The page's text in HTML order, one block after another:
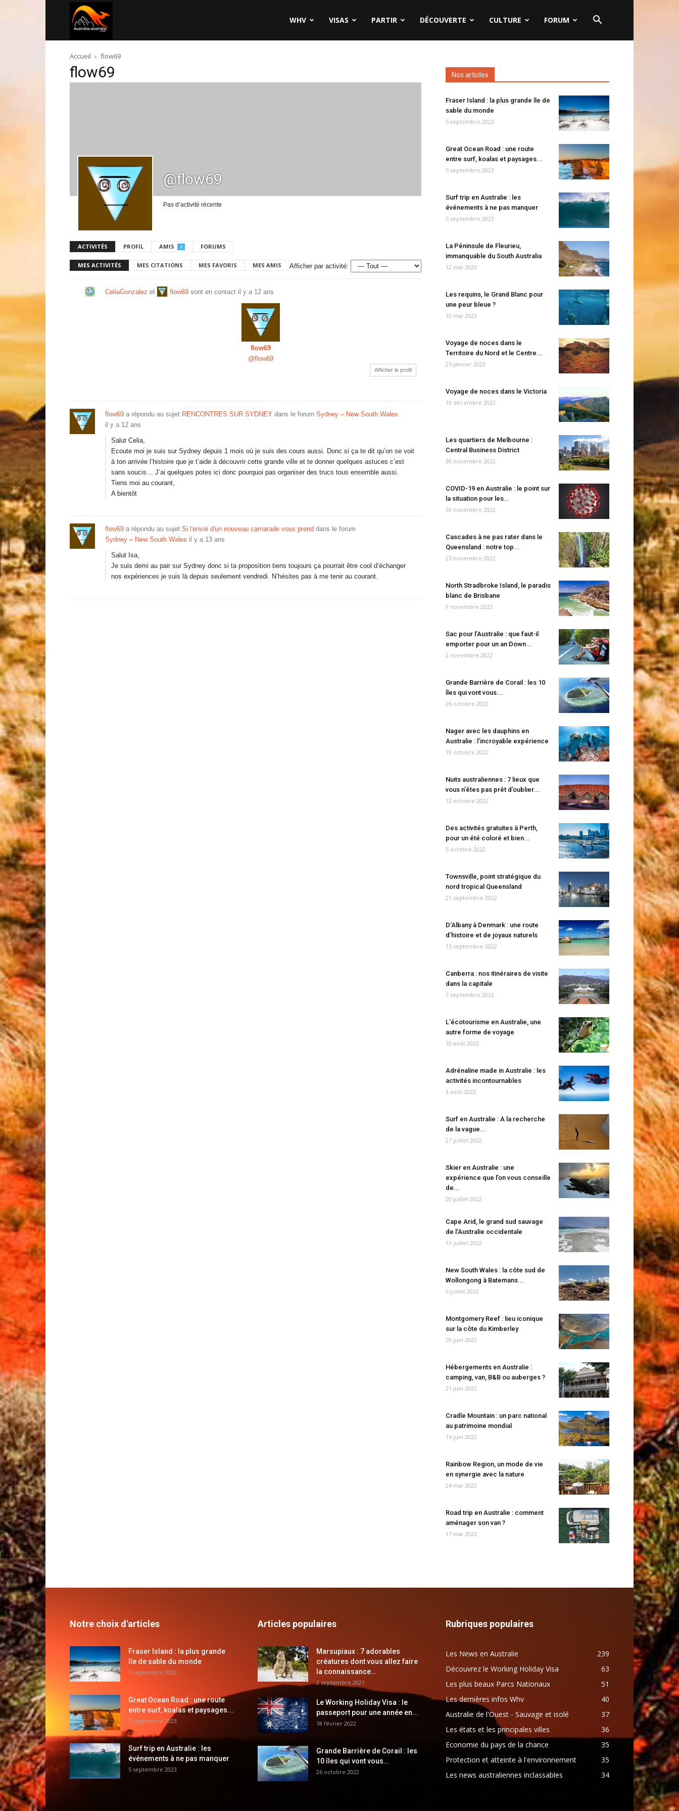
australie.com
WHV VISAS PARTIR DÉCOUVERTE CULTURE FORUM
Accueil flow69
flow69
@flow69
Pas d’activité récente
ACTIVITÉS PROFIL AMIS 1 FORUMS
MES ACTIVITÉS MES CITATIONS MES FAVORIS MES AMIS Afficher par activité:
CeliaGonzalez et flow69 sont en contact il y a 12 ans
flow69
@flow69
Afficher le profil
flow69 a répondu au sujet RENCONTRES SUR SYDNEY dans le forum Sydney – New South Wales
il y a 12 ans
Salut Celia,
Ecoute moi je suis sur Sydney depuis 1 mois où je suis des cours aussi. Donc si ça te dit qu’on se voit
à ton arrivée l’histoire que je t’aide à découvrir cette grande ville et te donner quelques astuces c’est
sans soucis… J’ai quelques potes ici donc pourquoi pas organiser des trucs tous ensemble aussi.
Tiens moi au courant,
A bientôt
flow69 a répondu au sujet Si l'envie d'un nouveau camarade vous prend dans le forum
Sydney – New South Wales il y a 13 ans
Salut Isa,
Je suis demi au pair sur Sydney donc si ta proposition tiens toujours ça pourrait être cool d’échanger
nos expériences je suis là depuis seulement vendredi. N’hésites pas à me tenir au courant.
Nos articles
Fraser Island : la plus grande île de
sable du monde
5 septembre 2023
Great Ocean Road : une route
entre surf, koalas et paysages...
5 septembre 2023
Surf trip en Australie : les
événements à ne pas manquer
5 septembre 2023
La Péninsule de Fleurieu,
immanquable du South Australia
12 mai 2023
Les requins, le Grand Blanc pour
une peur bleue ?
10 mai 2023
Voyage de noces dans le
Territoire du Nord et le Centre...
25 janvier 2023
Voyage de noces dans le Victoria
19 décembre 2022
Les quartiers de Melbourne :
Central Business District
30 novembre 2022
COVID-19 en Australie : le point sur
la situation pour les...
30 novembre 2022
Cascades à ne pas rater dans le
Queensland : notre top...
23 novembre 2022
North Stradbroke Island, le paradis
blanc de Brisbane
9 novembre 2022
Sac pour l’Australie : que faut-il
emporter pour un an Down...
2 novembre 2022
Grande Barrière de Corail : les 10
îles qui vont vous...
26 octobre 2022
Nager avec les dauphins en
Australie : l’incroyable expérience
19 octobre 2022
Nuits australiennes : 7 lieux que
vous n’êtes pas prêt d’oublier...
12 octobre 2022
Des activités gratuites à Perth,
pour un été coloré et bien...
5 octobre 2022
Townsville, point stratégique du
nord tropical Queensland
21 septembre 2022
D’Albany à Denmark : une route
d’histoire et de joyaux naturels
15 septembre 2022
Canberra : nos itinéraires de visite
dans la capitale
7 septembre 2022
L’écotourisme en Australie, une
autre forme de voyage
10 août 2022
Adrénaline made in Australie : les
activités incontournables
3 août 2022
Surf en Australie : A la recherche
de la vague...
27 juillet 2022
Skier en Australie : une
expérience que l’on vous conseille
de...
20 juillet 2022
Cape Arid, le grand sud sauvage
de l’Australie occidentale
13 juillet 2022
New South Wales : la côte sud de
Wollongong à Batemans...
6 juillet 2022
Montgomery Reef : lieu iconique
sur la côte du Kimberley
29 juin 2022
Hébergements en Australie :
camping, van, B&B ou auberges ?
21 juin 2022
Cradle Mountain : un parc national
au patrimoine mondial
16 juin 2022
Rainbow Region, un mode de vie
en synergie avec la nature
24 mai 2022
Road trip en Australie : comment
aménager son van ?
17 mai 2022
Notre choix d'articles
Fraser Island : la plus grande
île de sable du monde
5 septembre 2023
Great Ocean Road : une route
entre surf, koalas et paysages...
5 septembre 2023
Surf trip en Australie : les
événements à ne pas manquer
5 septembre 2023
Articles populaires
Marsupiaux : 7 adorables
créatures dont vous allez faire
la connaissance...
2 septembre 2021
Le Working Holiday Visa : le
passeport pour une année en...
18 février 2022
Grande Barrière de Corail : les
10 îles qui vont vous...
26 octobre 2022
Rubriques populaires
Les News en Australie
239
Découvrez le Working Holiday Visa
63
Les plus beaux Parcs Nationaux
51
Les dernières infos Whv
40
Australie de l'Ouest - Sauvage et isolé
37
Les états et les principales villes
36
Economie du pays de la chance
35
Protection et atteinte à l'environnement
35
Les news australiennes inclassables
34